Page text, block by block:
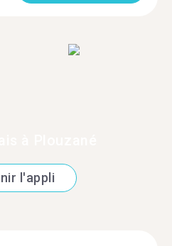
l'appli